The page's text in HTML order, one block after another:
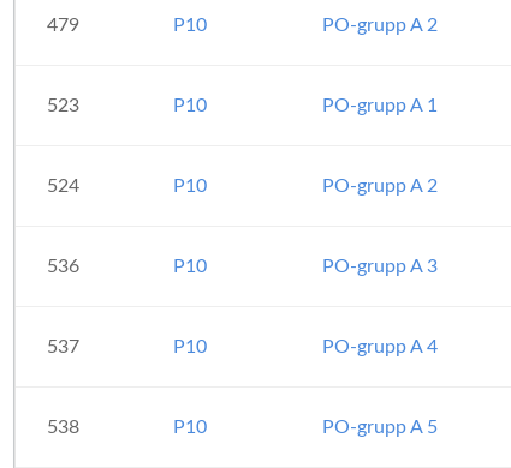
479 P10 PO-grupp A 2
523 P10 PO-grupp A 1
524 P10 PO-grupp A 2
536 P10 PO-grupp A 3
537 P10 PO-grupp A 4
538 P10 PO-grupp A 5